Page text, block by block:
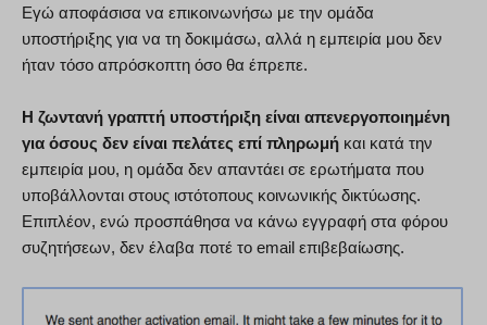
Εγώ αποφάσισα να επικοινωνήσω με την ομάδα
υποστήριξης για να τη δοκιμάσω, αλλά η εμπειρία μου δεν
ήταν τόσο απρόσκοπτη όσο θα έπρεπε.
Η ζωντανή γραπτή υποστήριξη είναι απενεργοποιημένη
για όσους δεν είναι πελάτες επί πληρωμή και κατά την
εμπειρία μου, η ομάδα δεν απαντάει σε ερωτήματα που
υποβάλλονται στους ιστότοπους κοινωνικής δικτύωσης.
Επιπλέον, ενώ προσπάθησα να κάνω εγγραφή στα φόρου
συζητήσεων, δεν έλαβα ποτέ το email επιβεβαίωσης.